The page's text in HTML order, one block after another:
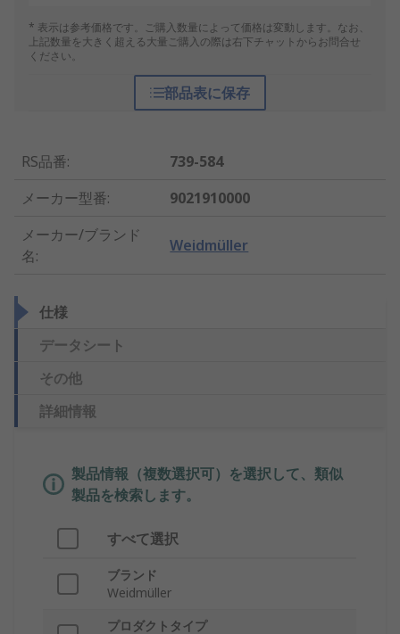
* 表示は参考価格です。ご購入数量によって価格は変動します。なお、
上記数量を大きく超える大量ご購入の際は右下チャットからお問合せ
ください。
部品表に保存
RS品番:
739-584
メーカー型番:
9021910000
メーカー/ブランド
名:
Weidmüller
仕様
データシート
その他
詳細情報
製品情報（複数選択可）を選択して、類似
製品を検索します。
すべて選択
ブランド
Weidmüller
プロダクトタイプ